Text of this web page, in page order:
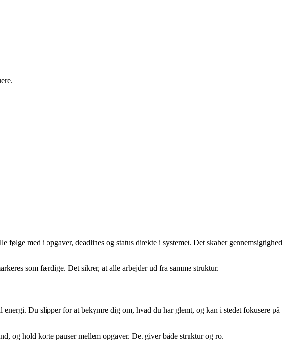
med i opgaver, deadlines og status direkte i systemet. Det skaber gennemsigtighed
som færdige. Det sikrer, at alle arbejder ud fra samme struktur.
Du slipper for at bekymre dig om, hvad du har glemt, og kan i stedet fokusere på
og hold korte pauser mellem opgaver. Det giver både struktur og ro.